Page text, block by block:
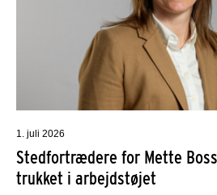
1. juli 2026
Stedfortrædere for Mette
trukket i arbejdstøjet